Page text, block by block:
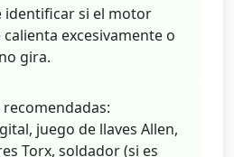
identificar si el motor
excesivamente o
gira.
juego de llaves Allen,
Torx, soldador (si es